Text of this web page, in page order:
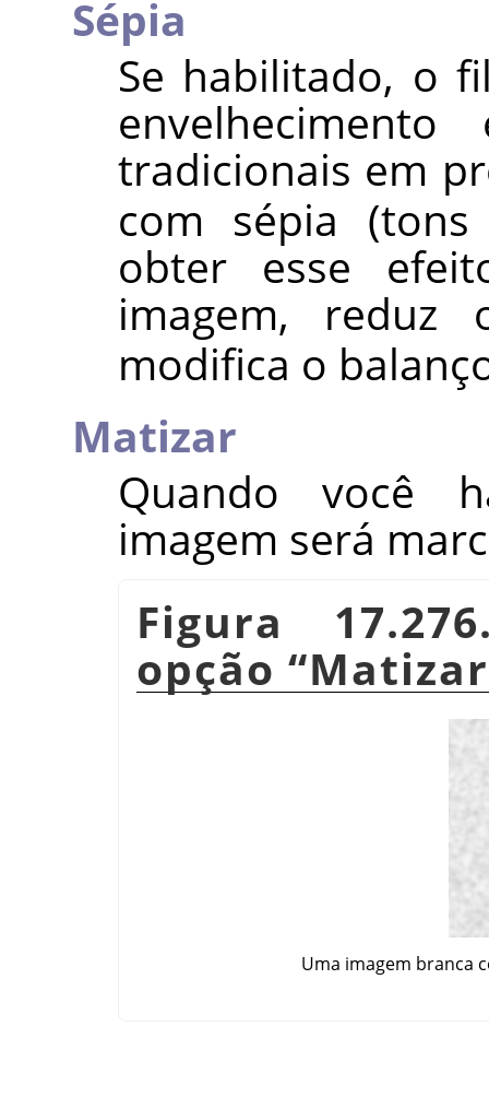
Sépia
Se habilitado, o
tradicionais em
com sépia
obter esse
imagem,
modifica o
Matizar
Quando você
imagem será
Figura
opção “Matizar
Uma imagem branca